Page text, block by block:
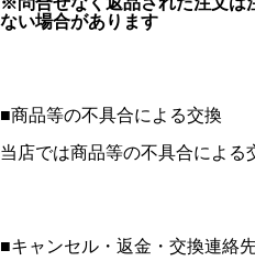
ない場合があります
■商品等の不具合による交換
当店では商品等の不具合による
■キャンセル・返金・交換連絡